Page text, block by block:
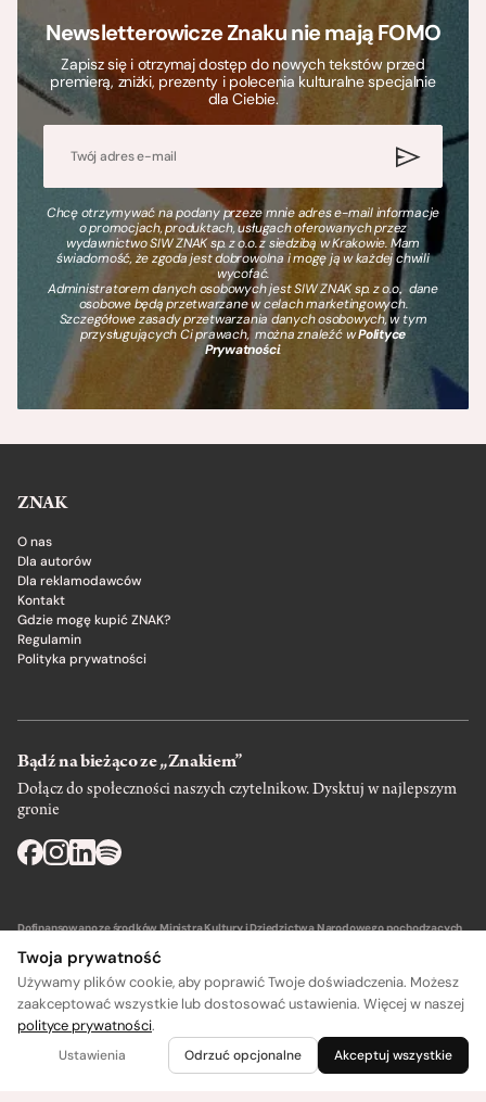
Newsletterowicze Znaku nie mają FOMO
Zapisz się i otrzymaj dostęp do nowych tekstów przed
premierą, zniżki, prezenty i polecenia kulturalne specjalnie
dla Ciebie.
Chcę otrzymywać na podany przeze mnie adres e-mail informacje
o promocjach, produktach, usługach oferowanych przez
wydawnictwo SIW ZNAK sp. z o.o. z siedzibą w Krakowie. Mam
świadomość, że zgoda jest dobrowolna i mogę ją w każdej chwili
wycofać.
Administratorem danych osobowych jest SIW ZNAK sp. z o.o., dane
osobowe będą przetwarzane w celach marketingowych.
Szczegółowe zasady przetwarzania danych osobowych, w tym
przysługujących Ci prawach, można znaleźć wPolityce
Prywatności.
ZNAK
O nas
Dla autorów
Dla reklamodawców
Kontakt
Gdzie mogę kupić ZNAK?
Regulamin
Polityka prywatności
Bądź na bieżąco ze „Znakiem”
Dołącz do społeczności naszych czytelnikow. Dysktuj w najlepszym
gronie
Dofinansowano ze środków Ministra Kultury i Dziedzictwa Narodowego pochodzących
Wydawca: SIW Znak w Krakowie
Twoja prywatność
Używamy plików cookie, aby poprawić Twoje doświadczenia. Możesz
zaakceptować wszystkie lub dostosować ustawienia. Więcej w naszej
polityce prywatności.
Ustawienia Odrzuć opcjonalne Akceptuj wszystkie